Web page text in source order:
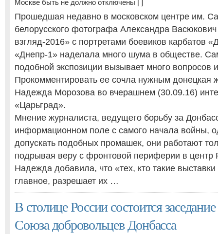
Москве быть не должно отключены | ]
Прошедшая недавно в московском центре им.
белорусского фотографа Александра
взгляд-2016» с портретами боевиков карбатов
«Днепр-1» наделала много шума в обществе.
подобной экспозиции вызывает много вопросов
Прокомментировать ее сочла нужным донецкая
Надежда Морозова во вчерашнем (30.09.16)
«Царьград».
Мнение журналиста, ведущего борьбу за
информационном поле с самого начала войны,
допускать подобных промашек, они работают
подрывая веру с фронтовой периферии в центр
Надежда добавила, что «тех, кто такие выставки
главное, разрешает их …
В столице России состоится
Союза добровольцев Донбасса